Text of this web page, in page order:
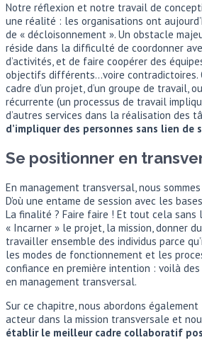
Notre réflexion et notre travail de
une réalité : les organisations ont
de « décloisonnement ». Un obstacle
réside dans la difficulté de coordonner
d’activités, et de faire coopérer des
objectifs différents…voire contradictoires.
cadre d’un projet, d’un groupe de travail,
récurrente (un processus de travail
d’autres services dans la réalisation des
d’impliquer des personnes sans lien de
Se positionner en
En management transversal, nous
D’où une entame de session avec les
La finalité ? Faire faire ! Et tout cela sans
« Incarner » le projet, la mission, donner
travailler ensemble des individus parce
les modes de fonctionnement et les
confiance en première intention : voilà
en management transversal.
Sur ce chapitre, nous abordons
acteur dans la mission transversale et
établir le meilleur cadre collaboratif